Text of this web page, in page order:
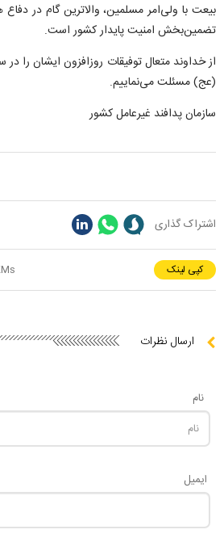
بیعت با ولی‌امر مسلمین، والاترین گام در دفاع
تضمین‌بخش امنیت پایدار کشور است.
از خداوند متعال توفیقات روزافزون ایشان را
(عج) مسئلت می‌نماییم.
سازمان پدافند غیرعامل کشور
اشتراک گذاری
کپی لینک
ارسال نظرات
نام
ایمیل